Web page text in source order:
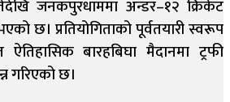
जनकपुरधाममा अन्डर–१२ क्रिकेट
छ। प्रतियोगिताको पूर्वतयारी स्वरूप
बारहबिघा मैदानमा ट्रफी
गरिएको छ।